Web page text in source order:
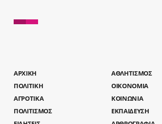
AΡΧΙΚΗ
ΑΘΛΗΤΙΣΜΟΣ
ΠΟΛΙΤΙΚΗ
ΟΙΚΟΝΟΜΙΑ
ΑΓΡΟΤΙΚΑ
ΚΟΙΝΩΝΙΑ
ΠΟΛΙΤΙΣΜΟΣ
ΕΚΠΑΙΔΕΥΣΗ